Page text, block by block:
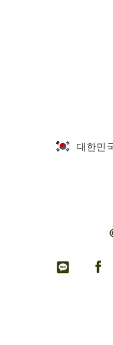
대한민
Longchamp
on
on